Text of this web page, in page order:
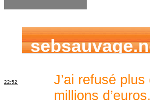
22:52
J’ai refusé plus
millions